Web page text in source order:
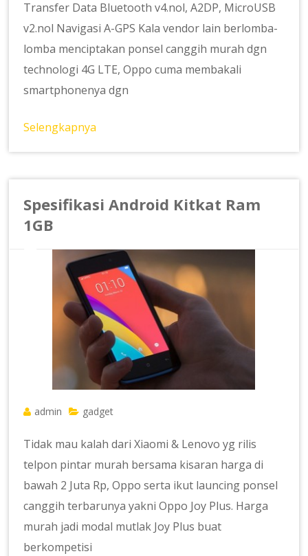
Transfer Data Bluetooth v4.nol, A2DP, MicroUSB
v2.nol Navigasi A-GPS Kala vendor lain berlomba-
lomba menciptakan ponsel canggih murah dgn
technologi 4G LTE, Oppo cuma membakali
smartphonenya dgn
Selengkapnya
Spesifikasi Android Kitkat Ram
1GB
admin gadget
Tidak mau kalah dari Xiaomi & Lenovo yg rilis
telpon pintar murah bersama kisaran harga di
bawah 2 Juta Rp, Oppo serta ikut launcing ponsel
canggih terbarunya yakni Oppo Joy Plus. Harga
murah jadi modal mutlak Joy Plus buat
berkompetisi